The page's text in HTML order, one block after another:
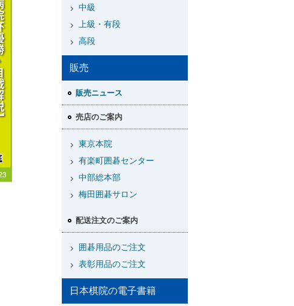
中級
上級・有段
高段
販売
販売ニュース
売店のご案内
東京本院
有楽町囲碁センター
中部総本部
梅田囲碁サロン
配送注文のご案内
囲碁用品のご注文
表彰用品のご注文
日本棋院の電子書籍